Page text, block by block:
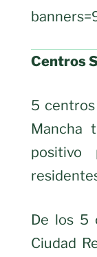
Centros
5 centros
Mancha
positivo
De los 5
Ciudad